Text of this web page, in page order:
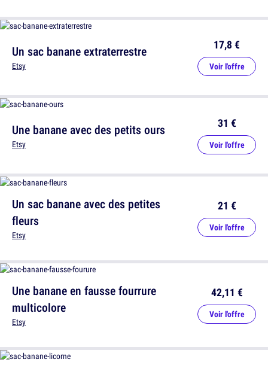
Une banane avec des petits ours
Etsy
31 €
Voir l'offre
Une banane en fausse fourrure
multicolore
Etsy
42,11 €
Voir l'offre
Un sac banane extraterrestre
Etsy
17,8 €
Voir l'offre
Un sac banane avec des petites
fleurs
Etsy
21 €
Voir l'offre